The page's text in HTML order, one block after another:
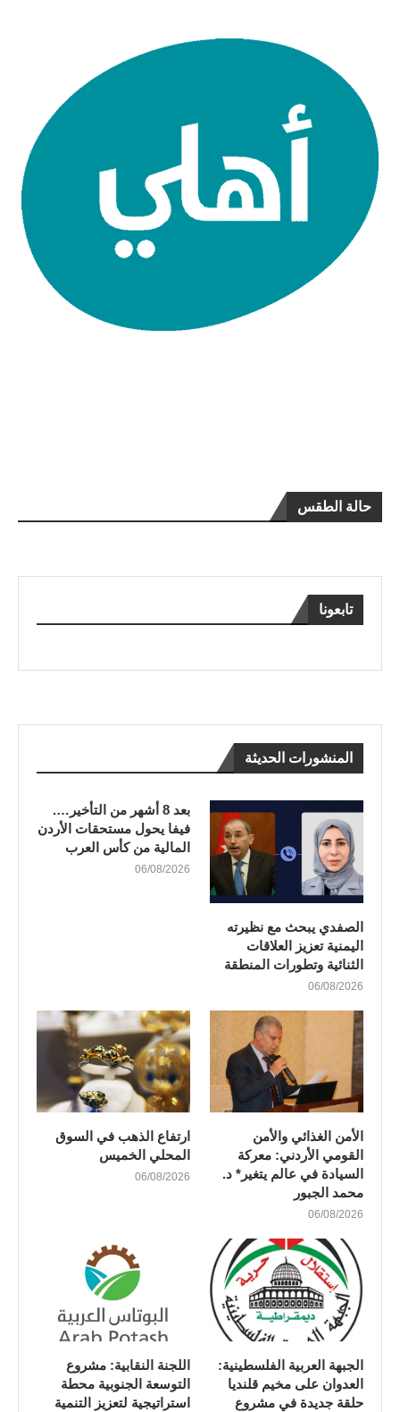
حالة الطقس
تابعونا
المنشورات الحديثة
الصفدي يبحث مع نظيرته
اليمنية تعزيز العلاقات
الثنائية وتطورات المنطقة
06/08/2026
بعد 8 أشهر من التأخير….
فيفا يحول مستحقات الأردن
المالية من كأس العرب
06/08/2026
الأمن الغذائي والأمن
القومي الأردني: معركة
السيادة في عالم يتغير* د.
محمد الجبور
06/08/2026
ارتفاع الذهب في السوق
المحلي الخميس
06/08/2026
الجبهة العربية الفلسطينية:
العدوان على مخيم قلنديا
حلقة جديدة في مشروع
اللجنة النقابية: مشروع
التوسعة الجنوبية محطة
استراتيجية لتعزيز التنمية